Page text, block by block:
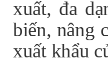
xuất, đa
biến, nâng
xuất khẩu